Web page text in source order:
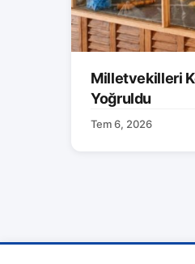
Milletvekilleri
Yoğruldu
Tem 6, 2026